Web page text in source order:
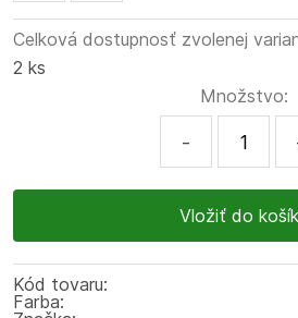
Celková dostupnosť zvolenej
2 ks
Množstvo:
-
Kód tovaru:
Farba: